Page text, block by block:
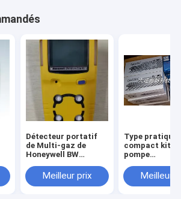
Détecteur portatif
de Multi-gaz de
Honeywell BW
XT (O2/CO/H2S/LEL)
- gaz combustibles,
Meilleur prix
Type pratique
compact kit
pompe
gaz GV-100S de
GASTEC détecteur
Meilleur